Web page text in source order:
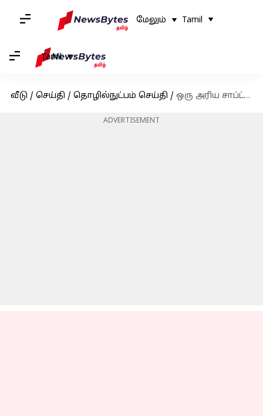
மேலும் Tamil
Tamil
வீடு / செய்தி / தொழில்நுட்பம் செய்தி / ஒரு அரிய சாப்ட்வேர் பிழை தான்; உலகளாவிய AWS செயலிழப்பை ஏற்படுத்தியது எப்படி?
ADVERTISEMENT